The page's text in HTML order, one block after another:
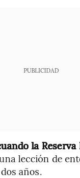
PUBLICIDAD
la
lección de
años.